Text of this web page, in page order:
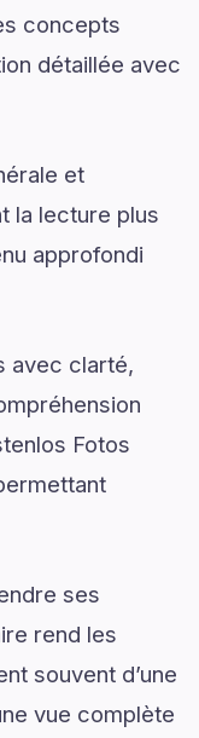
concepts
détaillée avec
et
la lecture plus
approfondi
avec clarté,
Fotos
ses
rend les
souvent d’une
vue complète